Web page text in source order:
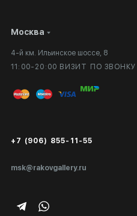
Москва
4-й км. Ильинское шоссе, 8
11:00-20:00 ВИЗИТ ПО ЗВОНКУ
msk@rakovgallery.ru
+7 (906) 855-11-55
Личный кабинет
Вопросы и ответы
Публичная оферта
Экспертиза/Вывоз за границу
Подарочные сертификаты
Сотрудничество
Выставка в галерее